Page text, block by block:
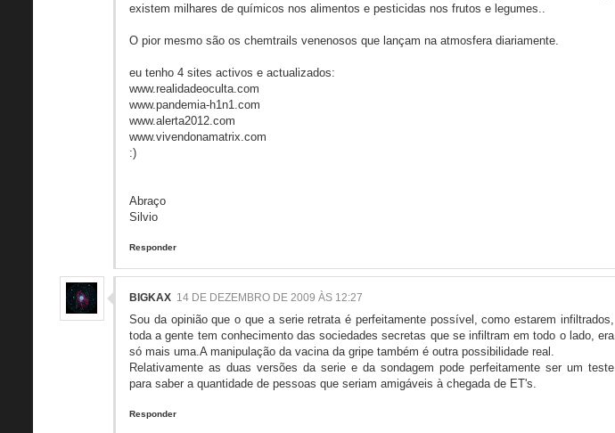
existem milhares de químicos nos alimentos e pesticidas nos frutos e legumes..
O pior mesmo são os chemtrails venenosos que lançam na atmosfera diariamente.
eu tenho 4 sites activos e actualizados:
www.realidadeoculta.com
www.pandemia-h1n1.com
www.alerta2012.com
www.vivendonamatrix.com
:)
Abraço
Silvio
Responder
BIGKAX 14 DE DEZEMBRO DE 2009 ÀS 12:27
Sou da opinião que o que a serie retrata é perfeitamente possível, como estarem infiltrados,
toda a gente tem conhecimento das sociedades secretas que se infiltram em todo o lado, era
só mais uma.A manipulação da vacina da gripe também é outra possibilidade real.
Relativamente as duas versões da serie e da sondagem pode perfeitamente ser um teste
para saber a quantidade de pessoas que seriam amigáveis à chegada de ET's.
Responder